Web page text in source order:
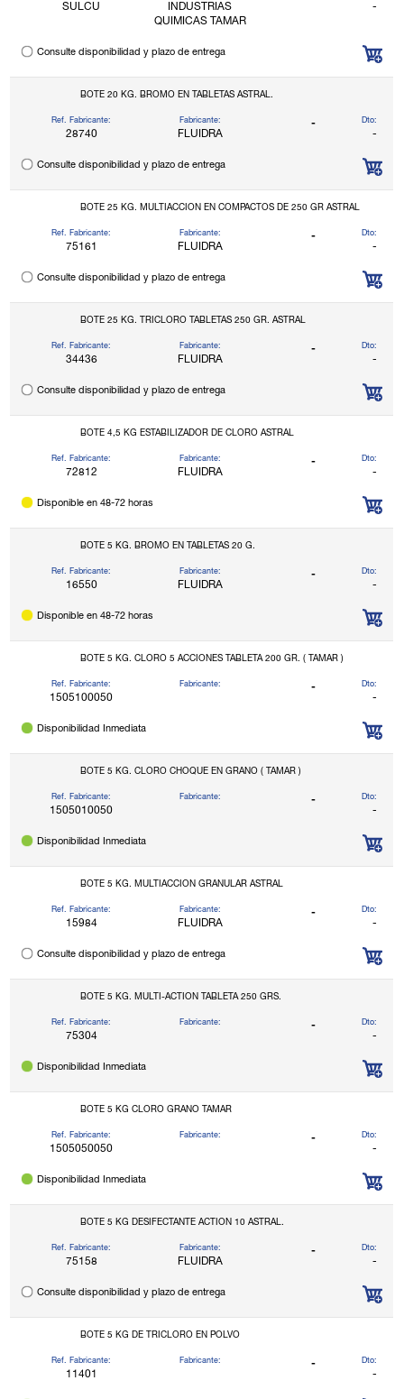
SULCU
INDUSTRIAS
QUIMICAS TAMAR
-
Consulte disponibilidad y plazo de entrega
BOTE 20 KG. BROMO EN TABLETAS ASTRAL.
Ref. Fabricante:
28740
Fabricante:
FLUIDRA
- Dto:
-
Consulte disponibilidad y plazo de entrega
BOTE 25 KG. MULTIACCION EN COMPACTOS DE 250 GR ASTRAL
Ref. Fabricante:
75161
Fabricante:
FLUIDRA
- Dto:
-
Consulte disponibilidad y plazo de entrega
BOTE 25 KG. TRICLORO TABLETAS 250 GR. ASTRAL
Ref. Fabricante:
34436
Fabricante:
FLUIDRA
- Dto:
-
Consulte disponibilidad y plazo de entrega
BOTE 4,5 KG ESTABILIZADOR DE CLORO ASTRAL
Ref. Fabricante:
72812
Fabricante:
FLUIDRA
- Dto:
-
Disponible en 48-72 horas
BOTE 5 KG. BROMO EN TABLETAS 20 G.
Ref. Fabricante:
16550
Fabricante:
FLUIDRA
- Dto:
-
Disponible en 48-72 horas
BOTE 5 KG. CLORO 5 ACCIONES TABLETA 200 GR. ( TAMAR )
Ref. Fabricante:
1505100050
Fabricante: - Dto:
-
Disponibilidad Inmediata
BOTE 5 KG. CLORO CHOQUE EN GRANO ( TAMAR )
Ref. Fabricante:
1505010050
Fabricante: - Dto:
-
Disponibilidad Inmediata
BOTE 5 KG. MULTIACCION GRANULAR ASTRAL
Ref. Fabricante:
15984
Fabricante:
FLUIDRA
- Dto:
-
Consulte disponibilidad y plazo de entrega
BOTE 5 KG. MULTI-ACTION TABLETA 250 GRS.
Ref. Fabricante:
75304
Fabricante: - Dto:
-
Disponibilidad Inmediata
BOTE 5 KG CLORO GRANO TAMAR
Ref. Fabricante:
1505050050
Fabricante: - Dto:
-
Disponibilidad Inmediata
BOTE 5 KG DESIFECTANTE ACTION 10 ASTRAL.
Ref. Fabricante:
75158
Fabricante:
FLUIDRA
- Dto:
-
Consulte disponibilidad y plazo de entrega
BOTE 5 KG DE TRICLORO EN POLVO
Ref. Fabricante:
11401
Fabricante: - Dto:
-